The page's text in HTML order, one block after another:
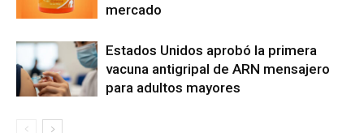
mercado
Estados Unidos aprobó la primera
vacuna antigripal de ARN mensajero
para adultos mayores